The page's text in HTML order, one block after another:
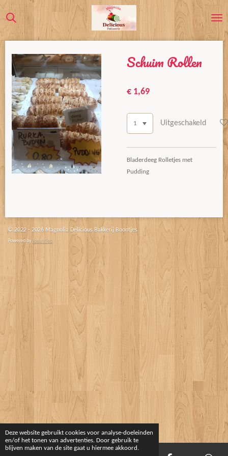
Deze website gebruikt cookies voor analyse-doeleinden
en/of het tonen van advertenties. Door gebruik te
blijven maken van de site gaat u hiermee akkoord.
direct
hoofdinhoud
Schuim Rollen
€ 1,69
Uitgeschakeld
Bladerdeeg Rolletjes met
Pudding
© 2022 - 2026 Magnolia Delicious Bakkerij Boontjes
Powered byJouwWeb